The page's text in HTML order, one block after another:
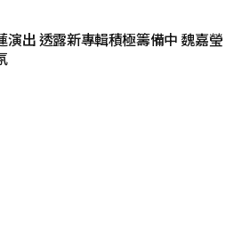
演出 透露新專輯積極籌備中 魏嘉瑩